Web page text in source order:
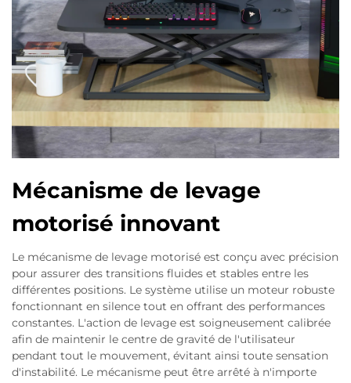
Mécanisme de levage
motorisé innovant
Le mécanisme de levage motorisé est conçu avec précision
pour assurer des transitions fluides et stables entre les
différentes positions. Le système utilise un moteur robuste
fonctionnant en silence tout en offrant des performances
constantes. L'action de levage est soigneusement calibrée
afin de maintenir le centre de gravité de l'utilisateur
pendant tout le mouvement, évitant ainsi toute sensation
d'instabilité. Le mécanisme peut être arrêté à n'importe